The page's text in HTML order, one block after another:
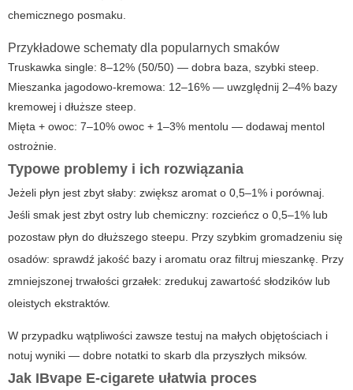
chemicznego posmaku.
Przykładowe schematy dla popularnych smaków
Truskawka single: 8–12% (50/50) — dobra baza, szybki steep.
Mieszanka jagodowo-kremowa: 12–16% — uwzględnij 2–4% bazy
kremowej i dłuższe steep.
Mięta + owoc: 7–10% owoc + 1–3% mentolu — dodawaj mentol
ostrożnie.
Typowe problemy i ich rozwiązania
Jeżeli płyn jest zbyt słaby: zwiększ aromat o 0,5–1% i porównaj.
Jeśli smak jest zbyt ostry lub chemiczny: rozcieńcz o 0,5–1% lub
pozostaw płyn do dłuższego steepu. Przy szybkim gromadzeniu się
osadów: sprawdź jakość bazy i aromatu oraz filtruj mieszankę. Przy
zmniejszonej trwałości grzałek: zredukuj zawartość słodzików lub
oleistych ekstraktów.
W przypadku wątpliwości zawsze testuj na małych objętościach i
notuj wyniki — dobre notatki to skarb dla przyszłych miksów.
Jak IBvape E-cigarete ułatwia proces